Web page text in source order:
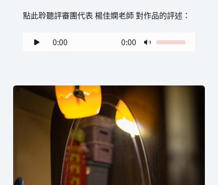
點此聆聽評審團代表 楊佳嫻老師 對作品的評述：
0:00 0:00